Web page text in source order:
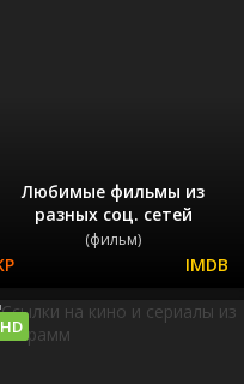
Любимые фильмы из
разных соц. сетей
(фильм)
HD